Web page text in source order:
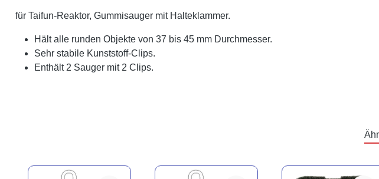
für Taifun-Reaktor, Gummisauger mit Halteklammer.
Hält alle runden Objekte von 37 bis 45 mm Durchmesser.
Sehr stabile Kunststoff-Clips.
Enthält 2 Sauger mit 2 Clips.